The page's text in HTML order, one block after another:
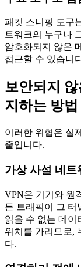
패킷 스니핑 도구
트워크의 누구나
암호화되지 않은
접근할 수 있습니
보안되지
지하는 방법
이러한 위협은 실
줄입니다.
가상 사설 네트
VPN은 기기와 원
든 트래픽이 그 터
읽을 수 없는 데이
위치를 가리므로,
다.